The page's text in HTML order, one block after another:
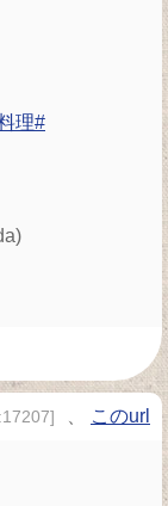
理#
このurl